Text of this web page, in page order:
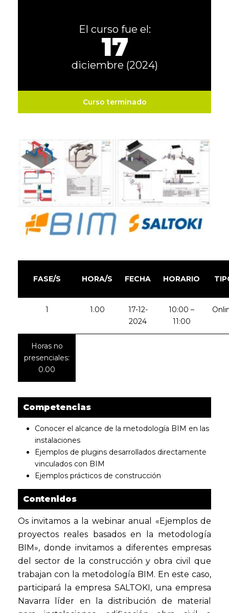
El curso fue el:
17
diciembre (2024)
Curso terminado
FASE/S HORA/S FECHA HORARIO
1 1.00
17-12-
2024
10:00 –
11:00
Horas no
presenciales:
0.00
Competencias
Conocer el alcance de la metodología BIM en las
instalaciones
Ejemplos de plugins desarrollados directamente
vinculados con BIM
Ejemplos prácticos de construcción
Contenidos
Os invitamos a la webinar anual «Ejemplos de
proyectos reales basados en la metodología
BIM», donde invitamos a diferentes empresas
del sector de la construcción y obra civil que
trabajan con la metodología BIM. En este caso,
participará la empresa SALTOKI, una empresa
Navarra líder en la distribución de material